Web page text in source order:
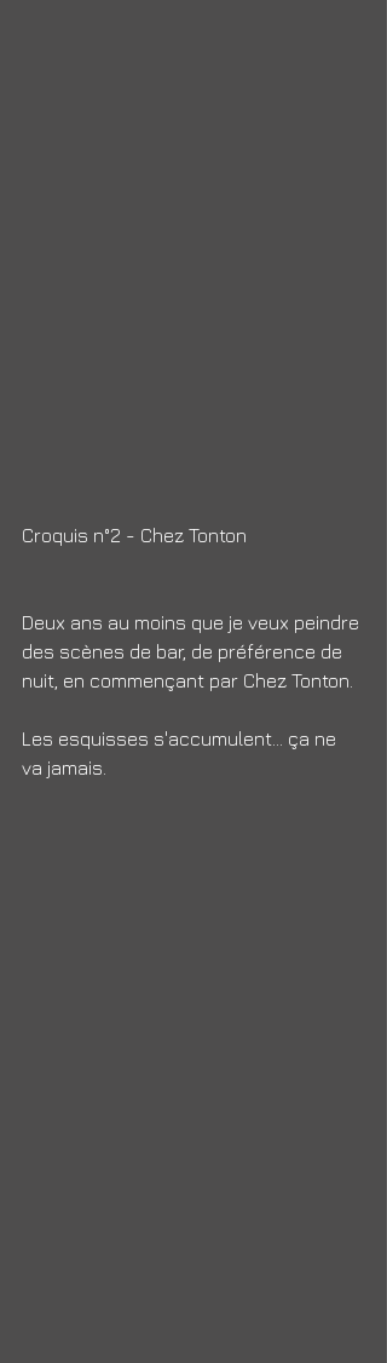
Croquis n°2 - Chez Tonton
Deux ans au moins que je veux peindre
des scènes de bar, de préférence de
nuit, en commençant par Chez Tonton.
Les esquisses s'accumulent... ça ne
va jamais.